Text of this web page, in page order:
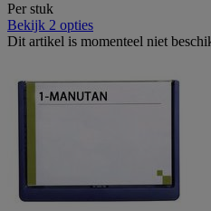
Per stuk
Bekijk 2 opties
Dit artikel is momenteel niet